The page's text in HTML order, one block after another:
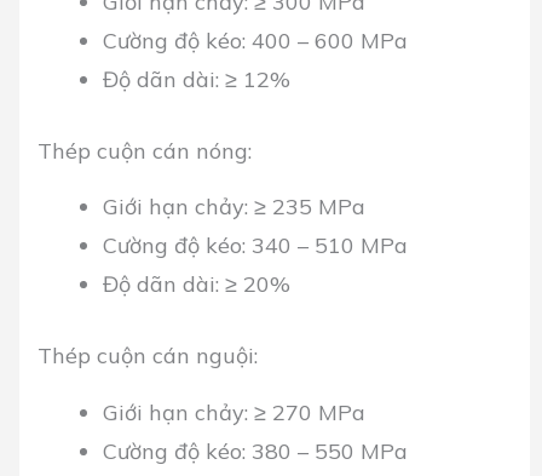
Cường độ kéo: 400 – 600 MPa
Độ dãn dài: ≥ 12%
Thép cuộn cán nóng:
Giới hạn chảy: ≥ 235 MPa
Cường độ kéo: 340 – 510 MPa
Độ dãn dài: ≥ 20%
Thép cuộn cán nguội:
Giới hạn chảy: ≥ 270 MPa
Cường độ kéo: 380 – 550 MPa